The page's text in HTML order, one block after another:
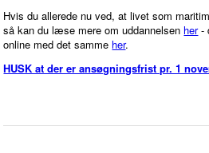
Hvis du allerede nu ved, at livet som
så kan du læse mere om uddannelsen her-
online med det samme her.
HUSK at der er ansøgningsfrist pr. 1